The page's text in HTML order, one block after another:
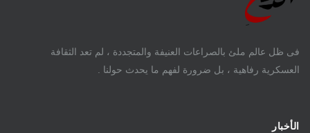
فى ظل عالم ملئ بالصراعات العنيفة والمتجددة ، لم تعد الثقافة
العسكرية رفاهية ، بل ضرورة لفهم ما يحدث حولنا .
الأخبار